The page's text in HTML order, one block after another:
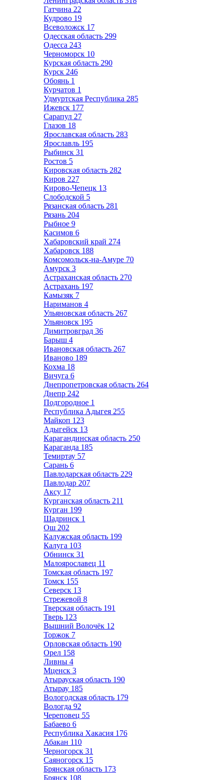
Гатчина 22
Кудрово 19
Всеволожск 17
Одесская область 299
Одесса 243
Черноморск 10
Курская область 290
Курск 246
Обоянь 1
Курчатов 1
Удмуртская Республика 285
Ижевск 177
Сарапул 27
Глазов 18
Ярославская область 283
Ярославль 195
Рыбинск 31
Ростов 5
Кировская область 282
Киров 227
Кирово-Чепецк 13
Слободской 5
Рязанская область 281
Рязань 204
Рыбное 9
Касимов 6
Хабаровский край 274
Хабаровск 188
Комсомольск-на-Амуре 70
Амурск 3
Астраханская область 270
Астрахань 197
Камызяк 7
Нариманов 4
Ульяновская область 267
Ульяновск 195
Димитровград 36
Барыш 4
Ивановская область 267
Иваново 189
Кохма 18
Вичуга 6
Днепропетровская область 264
Днепр 242
Подгородное 1
Республика Адыгея 255
Майкоп 123
Адыгейск 13
Карагандинская область 250
Караганда 185
Темиртау 57
Сарань 6
Павлодарская область 229
Павлодар 207
Аксу 17
Курганская область 211
Курган 199
Шадринск 1
Ош 202
Калужская область 199
Калуга 103
Обнинск 31
Малоярославец 11
Томская область 197
Томск 155
Северск 13
Стрежевой 8
Тверская область 191
Тверь 123
Вышний Волочёк 12
Торжок 7
Орловская область 190
Орел 158
Ливны 4
Мценск 3
Атырауская область 190
Атырау 185
Вологодская область 179
Вологда 92
Череповец 55
Бабаево 6
Республика Хакасия 176
Абакан 110
Черногорск 31
Саяногорск 15
Брянская область 173
Брянск 108